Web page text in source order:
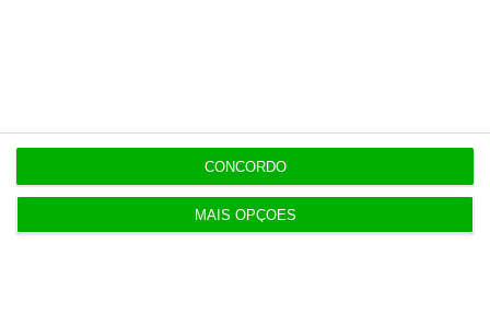
MAIS OPÇÕES
CONCORDO
Newsletters
Receba gratuitamente informação económica de